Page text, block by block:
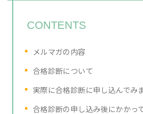
CONTENTS
メルマガの内容
合格診断について
実際に合格診断に申し込んでみ
合格診断の申し込み後にかかっ